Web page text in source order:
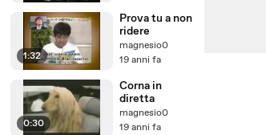
1:32
Prova tu a non
ridere
magnesio0
19 anni fa
0:30
Corna in
diretta
magnesio0
19 anni fa